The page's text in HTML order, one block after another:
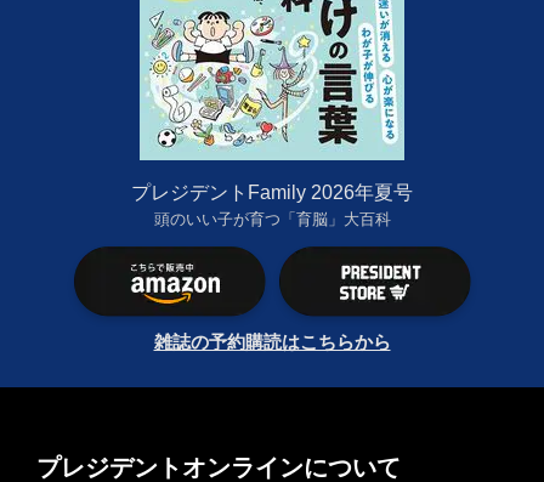
プレジデントFamily 2026年夏号
頭のいい子が育つ「育脳」大百科
雑誌の予約購読はこちらから
プレジデントオンラインについて